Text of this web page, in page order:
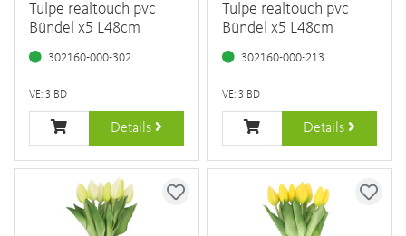
Tulpe realtouch pvc
Bündel x5 L48cm
302160-000-302
VE: 3 BD
Details
Tulpe realtouch pvc
Bündel x5 L48cm
302160-000-213
VE: 3 BD
Details